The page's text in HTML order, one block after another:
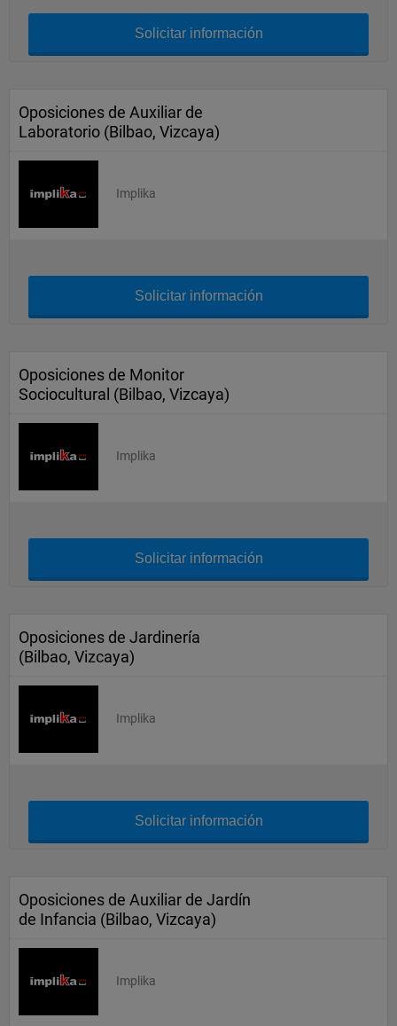
Solicitar información
Oposiciones de Auxiliar de
Laboratorio (Bilbao, Vizcaya)
Implika
Solicitar información
Oposiciones de Monitor
Sociocultural (Bilbao, Vizcaya)
Implika
Solicitar información
Oposiciones de Jardinería
(Bilbao, Vizcaya)
Implika
Solicitar información
Oposiciones de Auxiliar de Jardín
de Infancia (Bilbao, Vizcaya)
Implika